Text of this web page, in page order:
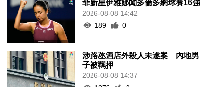
菲新星伊雅娜闖多倫多網球賽16強
2026-08-08 14:42
189
0
涉路氹酒店外殺人未遂案 內地男
子被羈押
2026-08-08 14:37